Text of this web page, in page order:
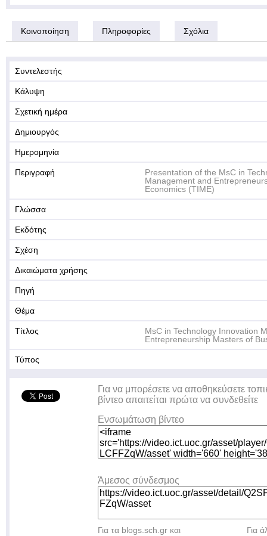
Κοινοποίηση Πληροφορίες Σχόλια
Συντελεστής
Κάλυψη
Σχετική ημέρα
Δημιουργός
Ημερομηνία
Περιγραφή
Presentation of the MsC in
Management and
Economics (ΤΙΜΕ)
Γλώσσα
Εκδότης
Σχέση
Δικαιώματα χρήσης
Πηγή
Θέμα
Τίτλος
MsC in Technology Innovation
Entrepreneurship Masters of
Τύπος
Για να μπορέσετε να αποθηκεύσετε
βίντεο απαιτείται πρώτα να συνδεθείτε
Ενσωμάτωση βίντεο
Άμεσος σύνδεσμος
Για τα blogs.sch.gr και
Για